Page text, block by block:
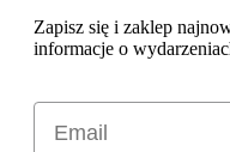
Zapisz się i zaklep
informacje o
Email